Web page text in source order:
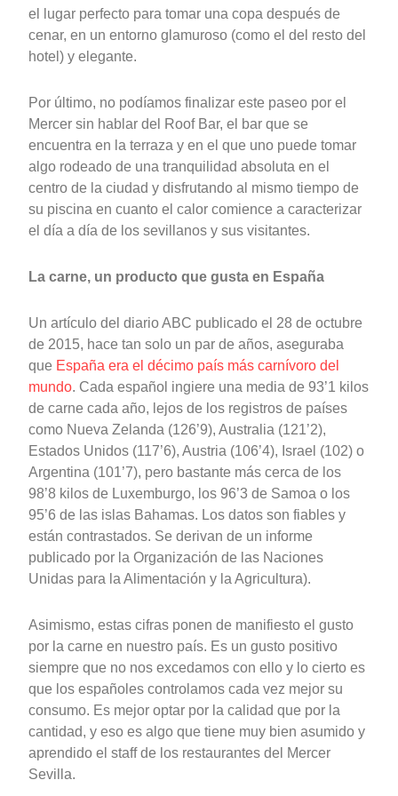
el lugar perfecto para tomar una copa después de
cenar, en un entorno glamuroso (como el del resto del
hotel) y elegante.
Por último, no podíamos finalizar este paseo por el
Mercer sin hablar del Roof Bar, el bar que se
encuentra en la terraza y en el que uno puede tomar
algo rodeado de una tranquilidad absoluta en el
centro de la ciudad y disfrutando al mismo tiempo de
su piscina en cuanto el calor comience a caracterizar
el día a día de los sevillanos y sus visitantes.
La carne, un producto que gusta en España
Un artículo del diario ABC publicado el 28 de octubre
de 2015, hace tan solo un par de años, aseguraba
que España era el décimo país más carnívoro del
mundo. Cada español ingiere una media de 93’1 kilos
de carne cada año, lejos de los registros de países
como Nueva Zelanda (126’9), Australia (121’2),
Estados Unidos (117’6), Austria (106’4), Israel (102) o
Argentina (101’7), pero bastante más cerca de los
98’8 kilos de Luxemburgo, los 96’3 de Samoa o los
95’6 de las islas Bahamas. Los datos son fiables y
están contrastados. Se derivan de un informe
publicado por la Organización de las Naciones
Unidas para la Alimentación y la Agricultura).
Asimismo, estas cifras ponen de manifiesto el gusto
por la carne en nuestro país. Es un gusto positivo
siempre que no nos excedamos con ello y lo cierto es
que los españoles controlamos cada vez mejor su
consumo. Es mejor optar por la calidad que por la
cantidad, y eso es algo que tiene muy bien asumido y
aprendido el staff de los restaurantes del Mercer
Sevilla.